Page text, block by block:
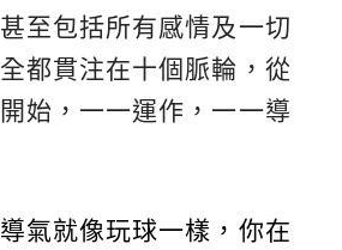
至包括所有感情及一切
都貫注在十個脈輪，從
始，一一運作，一一導
導氣就像玩球一樣，你在